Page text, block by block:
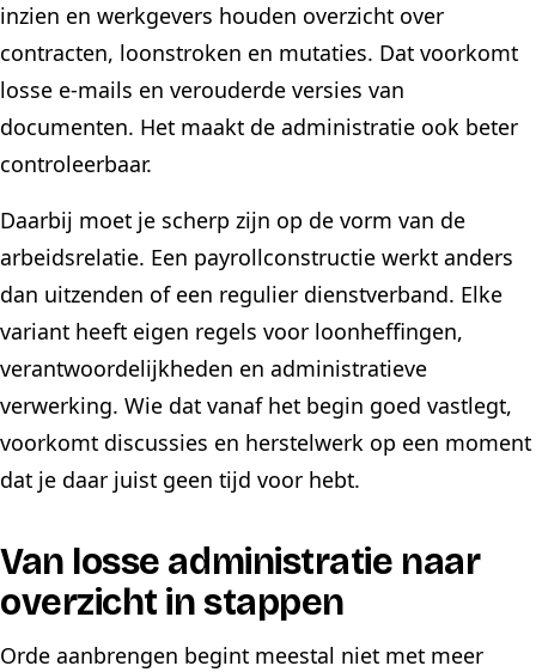
inzien en werkgevers houden overzicht over
contracten, loonstroken en mutaties. Dat voorkomt
losse e-mails en verouderde versies van
documenten. Het maakt de administratie ook beter
controleerbaar.
Daarbij moet je scherp zijn op de vorm van de
arbeidsrelatie. Een payrollconstructie werkt anders
dan uitzenden of een regulier dienstverband. Elke
variant heeft eigen regels voor loonheffingen,
verantwoordelijkheden en administratieve
verwerking. Wie dat vanaf het begin goed vastlegt,
voorkomt discussies en herstelwerk op een moment
dat je daar juist geen tijd voor hebt.
Van losse administratie naar
overzicht in stappen
Orde aanbrengen begint meestal niet met meer